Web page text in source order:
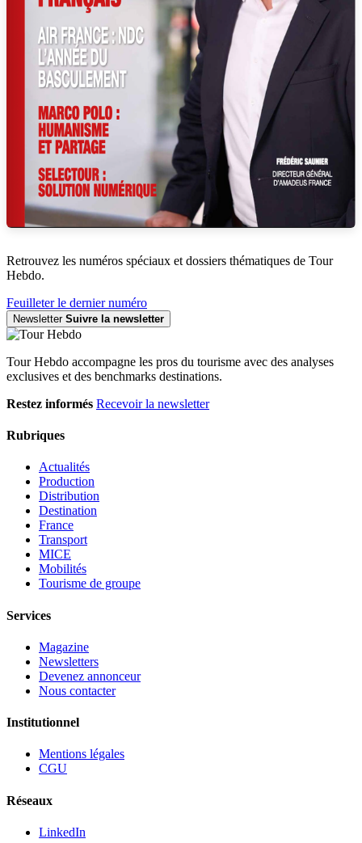
Retrouvez les numéros spéciaux et dossiers thématiques de Tour
Hebdo.
Feuilleter le dernier numéro
Newsletter Suivre la newsletter
Tour Hebdo accompagne les pros du tourisme avec des analyses
exclusives et des benchmarks destinations.
Restez informés Recevoir la newsletter
Rubriques
Actualités
Production
Distribution
Destination
France
Transport
MICE
Mobilités
Tourisme de groupe
Services
Magazine
Newsletters
Devenez annonceur
Nous contacter
Institutionnel
Mentions légales
CGU
Réseaux
LinkedIn